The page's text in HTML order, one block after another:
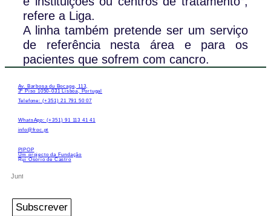
refere a Liga.
A linha também pretende ser um serviço
de referência nesta área e para os
pacientes que sofrem com cancro.
Av. Barbosa du Bocage, 113,
3º Piso 1050-031 Lisboa, Portugal
Telefone: (+351) 21 791 50 07
WhatsApp: (+351) 91 113 41 41
info@froc.pt
PIPOP
Um projecto da Fundação
Rui Osório de Castro
Subscrever